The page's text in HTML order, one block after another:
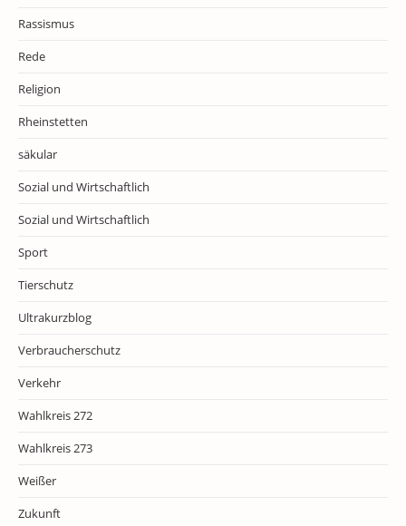
Rassismus
Rede
Religion
Rheinstetten
säkular
Sozial und Wirtschaftlich
Sozial und Wirtschaftlich
Sport
Tierschutz
Ultrakurzblog
Verbraucherschutz
Verkehr
Wahlkreis 272
Wahlkreis 273
Weißer
Zukunft